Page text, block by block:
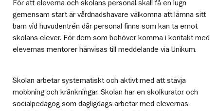
För att eleverna och skolans personal skall få en lugn
gemensam start är vårdnadshavare välkomna att lämna sitt
barn vid huvudentrén där personal finns som kan ta emot
skolans elever. För dem som behöver komma i kontakt med
elevernas mentorer hänvisas till meddelande via Unikum.
Skolan arbetar systematiskt och aktivt med att stävja
mobbning och kränkningar. Skolan har en skolkurator och
socialpedagog som dagligdags arbetar med elevernas